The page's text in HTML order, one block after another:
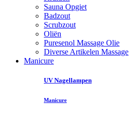
Sauna Opgiet
Badzout
Scrubzout
Oliën
Puresenol Massage Olie
Diverse Artikelen Massage
Manicure
UV Nagellampen
Manicure